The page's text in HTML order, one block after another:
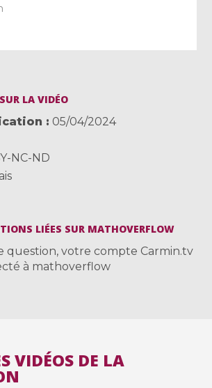
LA VIDÉO
05/04/2024
NC-ND
LIÉES SUR MATHOVERFLOW
question, votre compte Carmin.tv
à mathoverflow
VIDÉOS DE LA